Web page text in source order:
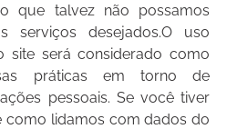
que talvez não possamos
serviços desejados.O uso
site será considerado como
práticas em torno de
pessoais. Se você tiver
como lidamos com dados do